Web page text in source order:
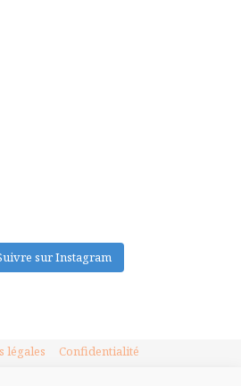
sur Instagram
légales Confidentialité